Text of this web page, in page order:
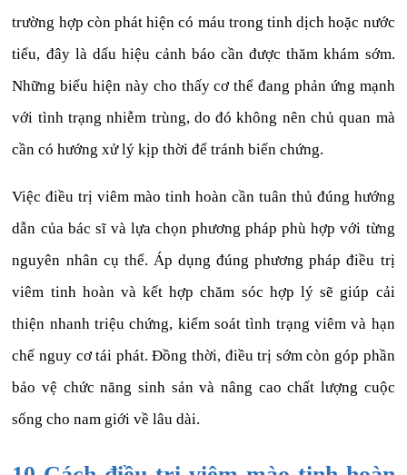
trường hợp còn phát hiện có máu trong tinh dịch hoặc nước
tiểu, đây là dấu hiệu cảnh báo cần được thăm khám sớm.
Những biểu hiện này cho thấy cơ thể đang phản ứng mạnh
với tình trạng nhiễm trùng, do đó không nên chủ quan mà
cần có hướng xử lý kịp thời để tránh biến chứng.
Việc điều trị viêm mào tinh hoàn cần tuân thủ đúng hướng
dẫn của bác sĩ và lựa chọn phương pháp phù hợp với từng
nguyên nhân cụ thể. Áp dụng đúng phương pháp điều trị
viêm tinh hoàn và kết hợp chăm sóc hợp lý sẽ giúp cải
thiện nhanh triệu chứng, kiểm soát tình trạng viêm và hạn
chế nguy cơ tái phát. Đồng thời, điều trị sớm còn góp phần
bảo vệ chức năng sinh sản và nâng cao chất lượng cuộc
sống cho nam giới về lâu dài.